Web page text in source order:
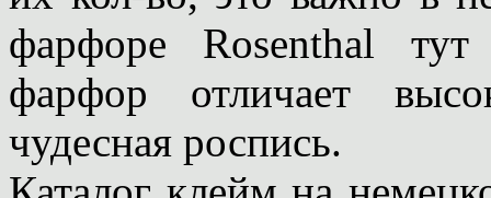
фарфоре Rosenthal
фарфор отличает
чудесная роспись.